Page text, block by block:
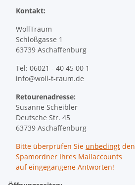
Kontakt:
WollTraum
Schloßgasse 1
63739 Aschaffenburg
Tel: 06021 - 40 45 00 1
info@woll-t-raum.de
Retourenadresse:
Susanne Scheibler
Deutsche Str. 45
63739 Aschaffenburg
Bitte überprüfen Sie unbedingt den
Spamordner Ihres Mailaccounts
auf eingegangene Antworten!